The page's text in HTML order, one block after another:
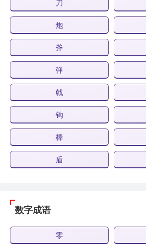
刀
炮
斧
弹
戟
钩
棒
盾
数字成语
零